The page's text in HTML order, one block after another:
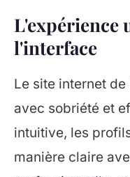
L'expérience
l'interface
Le site internet de
avec sobriété et
intuitive, les
manière claire